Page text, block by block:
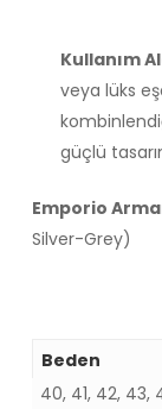
Kullanım
veya lüks
güçlü
Emporio
Silver-Grey)
Beden
40, 41, 42, 43,